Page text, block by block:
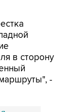
в сторону
-